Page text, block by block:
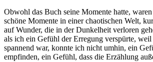
Obwohl das Buch seine Momente hatte,
schöne Momente in einer chaotischen Welt,
auf Wunder, die in der Dunkelheit verloren
als ich ein Gefühl der Erregung verspürte, weil
spannend war, konnte ich nicht umhin, ein
empfinden, ein Gefühl, dass die Erzählung